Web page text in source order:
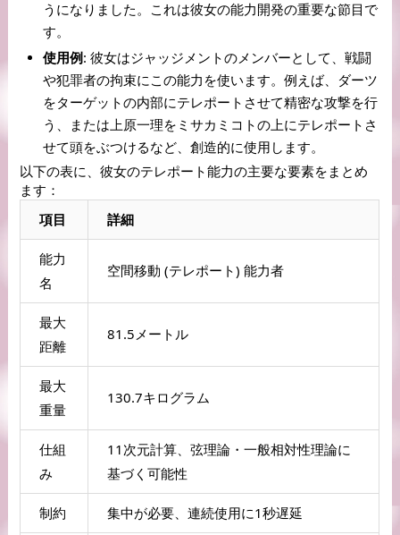
うになりました。これは彼女の能力開発の重要な節目で
す。
使用例: 彼女はジャッジメントのメンバーとして、戦闘
や犯罪者の拘束にこの能力を使います。例えば、ダーツ
をターゲットの内部にテレポートさせて精密な攻撃を行
う、または上原一理をミサカミコトの上にテレポートさ
せて頭をぶつけるなど、創造的に使用します。
以下の表に、彼女のテレポート能力の主要な要素をまとめ
ます：
項目
詳細
能力
名
空間移動 (テレポート) 能力者
最大
距離
81.5メートル
最大
重量
130.7キログラム
仕組
み
11次元計算、弦理論・一般相対性理論に
基づく可能性
制約 集中が必要、連続使用に1秒遅延